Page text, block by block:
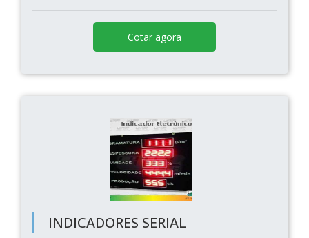
Cotar agora
INDICADORES SERIAL